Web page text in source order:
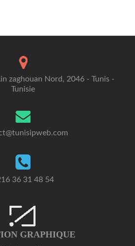
zaghouan Nord, 2046 - Tunis -
Tunisie
36 31 48 54
GRAPHIQUE